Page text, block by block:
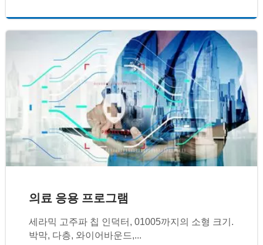
의료 응용 프로그램
세라믹 고주파 칩 인덕터, 01005까지의 소형 크기.
박막, 다층, 와이어바운드,...